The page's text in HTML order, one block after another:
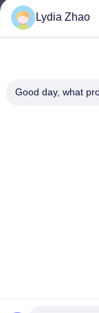
Lydia Zhao
Good day, what